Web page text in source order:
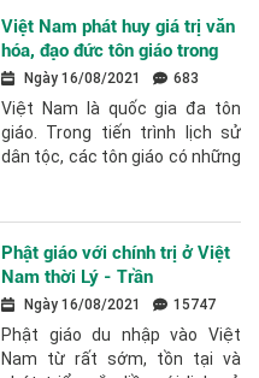
Việt Nam phát huy giá trị văn
hóa, đạo đức tôn giáo trong
thời kỳ đổi mới
Ngày 16/08/2021 683
Việt Nam là quốc gia đa tôn
giáo. Trong tiến trình lịch sử
dân tộc, các tôn giáo có những
hóa,...
Phật giáo với chính trị ở Việt
Nam thời Lý - Trần
Ngày 16/08/2021 15747
Phật giáo du nhập vào Việt
Nam từ rất sớm, tồn tại và